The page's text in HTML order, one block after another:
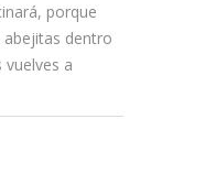
porque
dentro
a